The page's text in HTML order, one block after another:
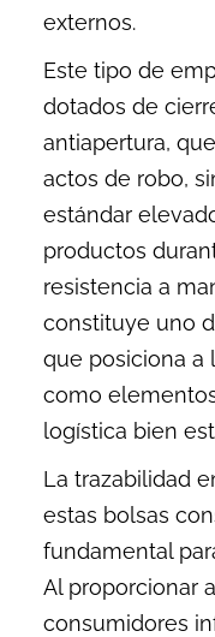
externos.
Este tipo de
dotados de
antiapertura,
actos de robo,
estándar
productos
resistencia a
constituye uno
que posiciona a
como
logística bien
La trazabilidad
estas bolsas
fundamental
Al proporcionar
consumidores